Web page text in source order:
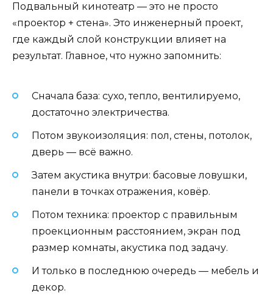
Подвальный кинотеатр — это не просто
«проектор + стена». Это инженерный проект,
где каждый слой конструкции влияет на
результат. Главное, что нужно запомнить:
Сначала база: сухо, тепло, вентилируемо,
достаточно электричества.
Потом звукоизоляция: пол, стены, потолок,
дверь — всё важно.
Затем акустика внутри: басовые ловушки,
панели в точках отражения, ковёр.
Потом техника: проектор с правильным
проекционным расстоянием, экран под
размер комнаты, акустика под задачу.
И только в последнюю очередь — мебель и
декор.